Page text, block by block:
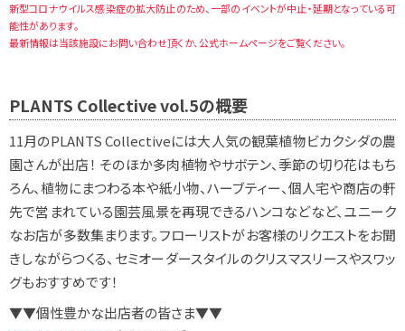
新型コロナウイルス感染症の拡大防止のため、一部のイベントが中止・延期となっている可
能性があります。
最新情報は当該施設にお問い合わせ頂くか、公式ホームページをご覧ください。
PLANTS Collective vol.5の概要
11月のPLANTS Collectiveには大人気の観葉植物ビカクシダの農
園さんが出店！ そのほか多肉植物やサボテン、季節の切り花はもち
ろん、植物にまつわる本や紙小物、ハーブティー、個人宅や商店の軒
先で営まれている園芸風景を再現できるハンコなどなど、ユニーク
なお店が多数集まります。フローリストがお客様のリクエストをお聞
きしながらつくる、セミオーダースタイルのクリスマスリースやスワッ
グもおすすめです！
▼▼個性豊かな出店者の皆さま▼▼